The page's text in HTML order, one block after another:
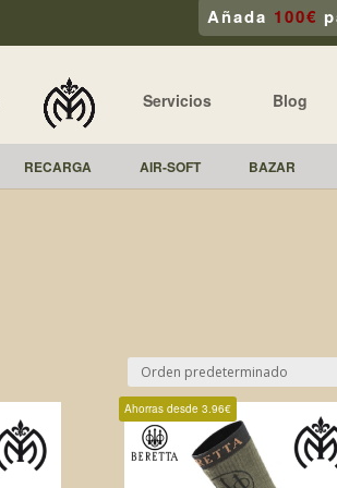
Añada 100€
Servicios Blog
RECARGA AIR-SOFT BAZAR
Ahorras desde 3.96€